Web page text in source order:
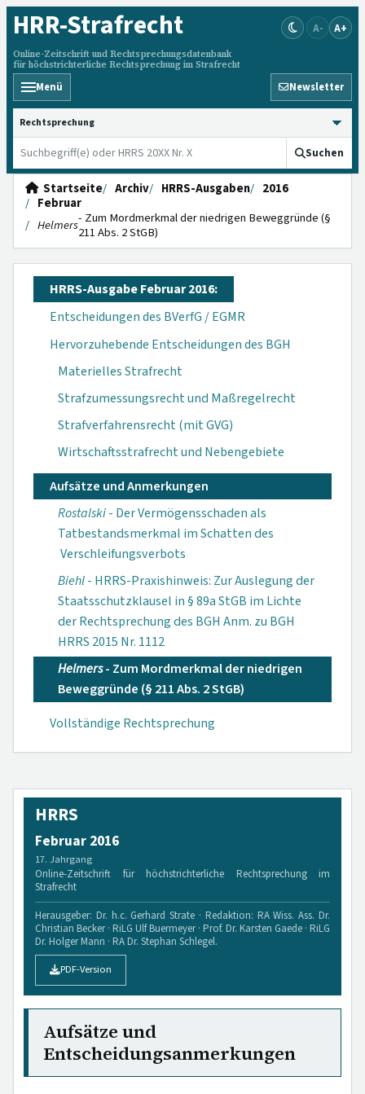
HRR-Strafrecht
Online-Zeitschrift und Rechtsprechungsdatenbank
für höchstrichterliche Rechtsprechung im Strafrecht
A- A+
Menü Newsletter
HRRS durchsuchen
Suchen
Startseite Archiv HRRS-Ausgaben
2016
Februar
Helmers- Zum Mordmerkmal der niedrigen Beweggründe (§
211 Abs. 2 StGB)
HRRS-Ausgabe Februar 2016:
Entscheidungen des BVerfG / EGMR
Hervorzuhebende Entscheidungen des BGH
Materielles Strafrecht
Strafzumessungsrecht und Maßregelrecht
Strafverfahrensrecht (mit GVG)
Wirtschaftsstrafrecht und Nebengebiete
Aufsätze und Anmerkungen
Rostalski- Der Vermögensschaden als
Tatbestandsmerkmal im Schatten des
Verschleifungsverbots
Biehl- HRRS-Praxishinweis: Zur Auslegung der
Staatsschutzklausel in § 89a StGB im Lichte
der Rechtsprechung des BGH Anm. zu BGH
HRRS 2015 Nr. 1112
Helmers- Zum Mordmerkmal der niedrigen
Beweggründe (§ 211 Abs. 2 StGB)
Vollständige Rechtsprechung
HRRS
Februar 2016
17. Jahrgang
Online-Zeitschrift für höchstrichterliche Rechtsprechung im
Strafrecht
Herausgeber: Dr. h.c. Gerhard Strate · Redaktion: RA Wiss. Ass. Dr.
Christian Becker · RiLG Ulf Buermeyer · Prof. Dr. Karsten Gaede · RiLG
Dr. Holger Mann · RA Dr. Stephan Schlegel.
PDF-Version
Aufsätze und
Entscheidungsanmerkungen